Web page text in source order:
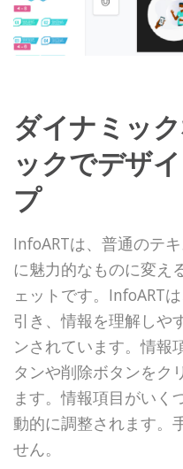
ダイナミッ
ックでデザ
プ
InfoARTは、普通のテ
に魅力的なものに変え
ェットです。InfoART
引き、情報を理解しや
ンされています。情報
タンや削除ボタンをク
ます。情報項目がいく
動的に調整されます。
せん。